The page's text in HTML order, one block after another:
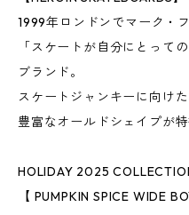
1999年ロンドンでマーク・
「スケートが自分にとって
ブランド。
スケートジャンキーに向け
豊富なオールドシェイプが特
HOLIDAY 2025
【 PUMPKIN SPICE WIDE